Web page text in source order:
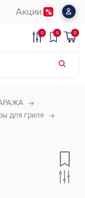
Акции
0 0 0
для гриля